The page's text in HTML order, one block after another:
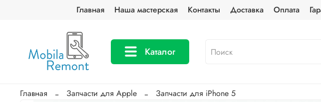
Главная Наша мастерская Контакты Доставка Оплата
Каталог
Главная Запчасти для Apple Запчасти для iPhone 5